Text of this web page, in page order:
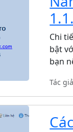
Chi
bật
bạn
Tác